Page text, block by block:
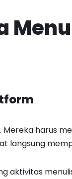
harus
langsung
aktivitas